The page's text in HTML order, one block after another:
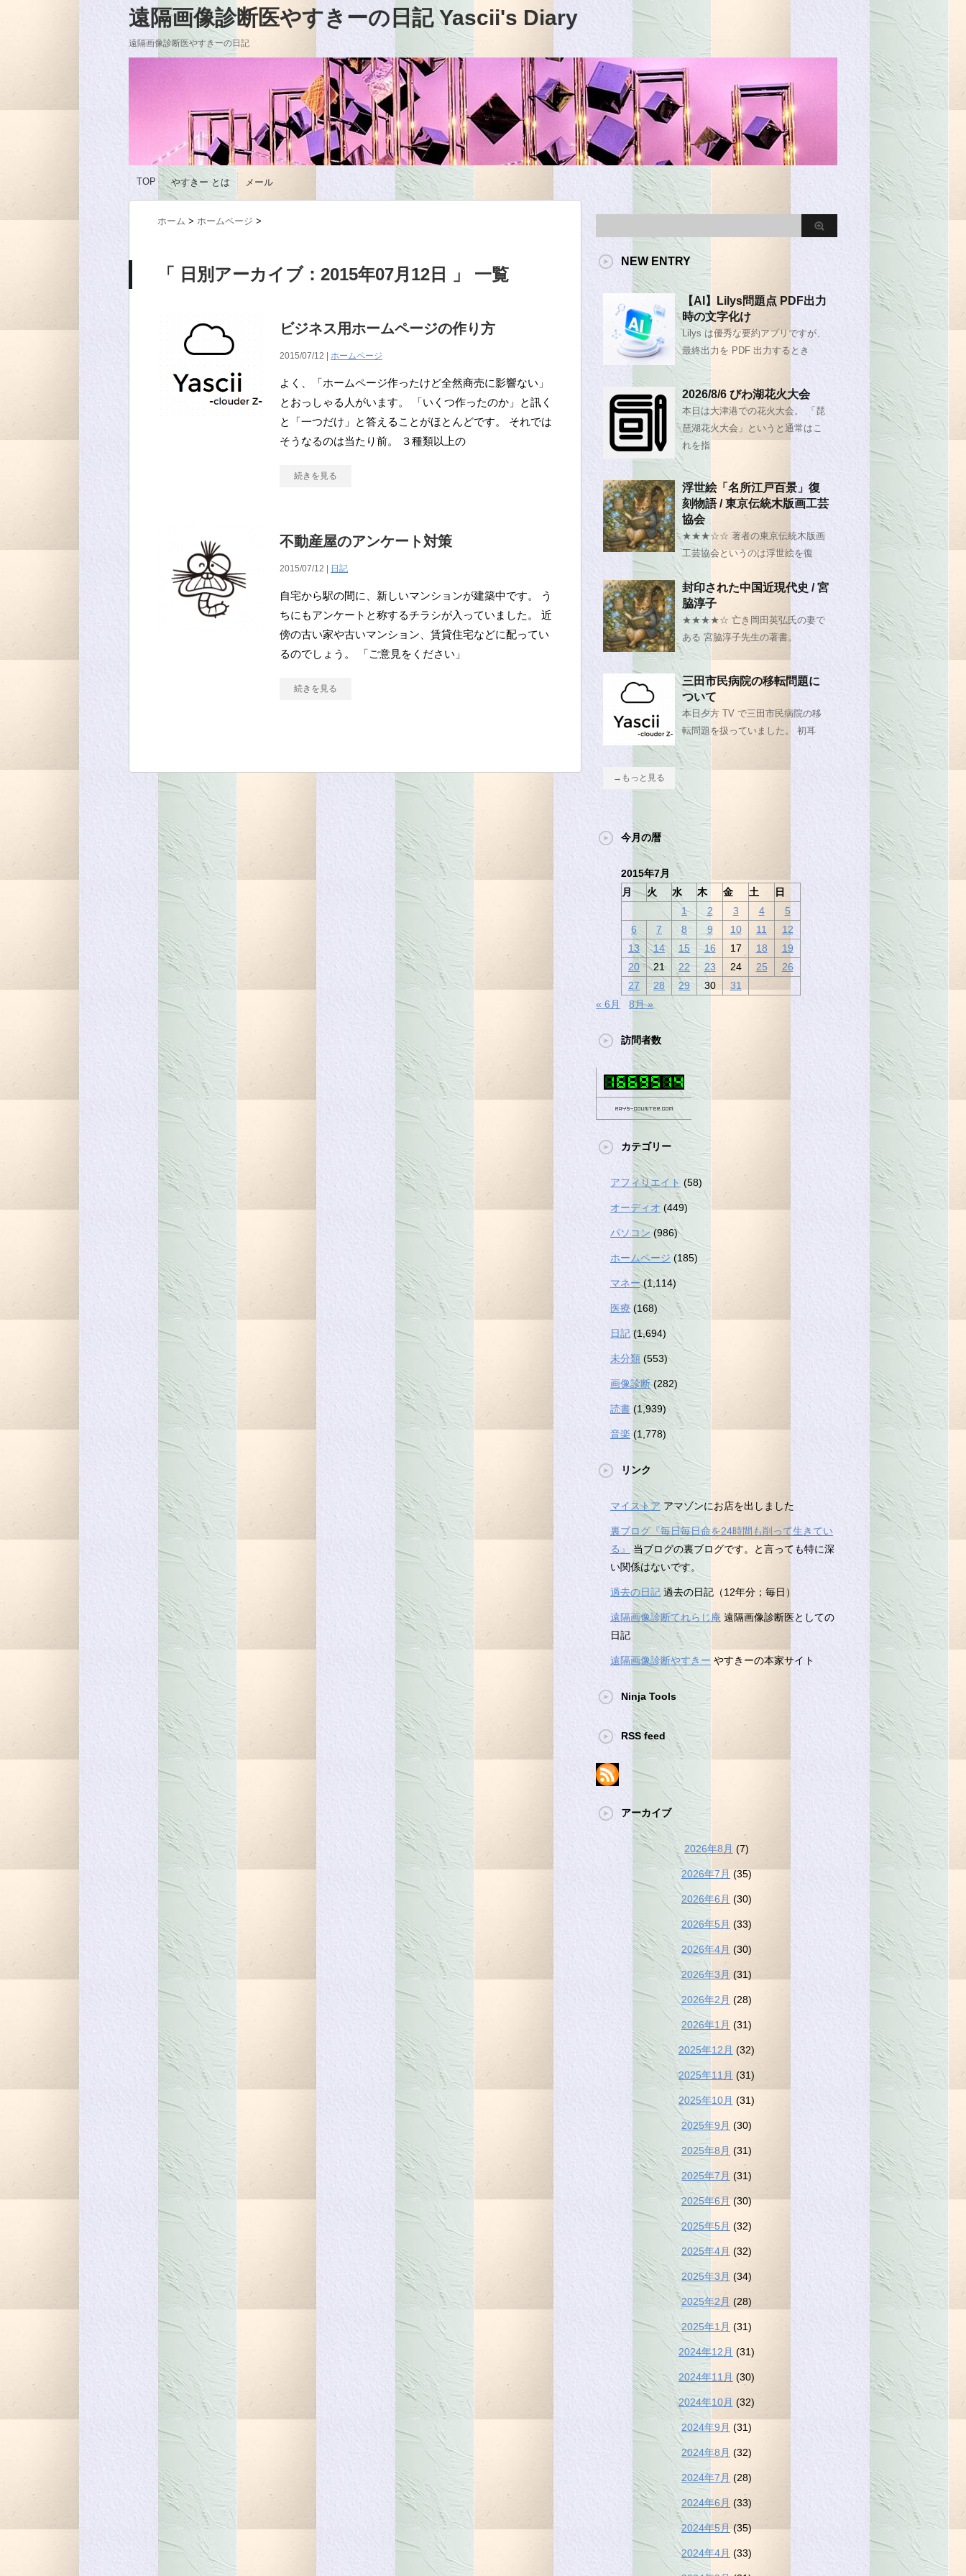
遠隔画像診断医やすきーの日記 Yascii's Diary
遠隔画像診断医やすきーの日記
TOP やすきー とは メール
ホーム > ホームページ >
「 日別アーカイブ：2015年07月12日 」 一覧
ビジネス用ホームページの作り方
2015/07/12 | ホームページ
よく、「ホームページ作ったけど全然商売に影響ない」
とおっしゃる人がいます。 「いくつ作ったのか」と訊く
と「一つだけ」と答えることがほとんどです。 それでは
そうなるのは当たり前。 ３種類以上の
続きを見る
不動産屋のアンケート対策
2015/07/12 | 日記
自宅から駅の間に、新しいマンションが建築中です。 う
ちにもアンケートと称するチラシが入っていました。 近
傍の古い家や古いマンション、賃貸住宅などに配ってい
るのでしょう。 「ご意見をください」
続きを見る
NEW ENTRY
【AI】Lilys問題点 PDF出力
時の文字化け
Lilys は優秀な要約アプリですが、
最終出力を PDF 出力するとき
2026/8/6 びわ湖花火大会
本日は大津港での花火大会。 「琵
琶湖花火大会」というと通常はこ
れを指
浮世絵「名所江戸百景」復
刻物語 / 東京伝統木版画工芸
協会
★★★☆☆ 著者の東京伝統木版画
工芸協会というのは浮世絵を復
封印された中国近現代史 / 宮
脇淳子
★★★★☆ 亡き岡田英弘氏の妻で
ある 宮脇淳子先生の著書。
三田市民病院の移転問題に
ついて
本日夕方 TV で三田市民病院の移
転問題を扱っていました。 初耳
→もっと見る
今月の暦
2015年7月
月
火 水 木 金 土
日
1
2 3 4
5
6
7 8 9 10 11
12
13
14 15 16 17 18
19
20
21 22 23 24 25
26
27
28 29 30
31
« 6月
8月 »
訪問者数
カテゴリー
アフィリエイト (58)
オーディオ (449)
パソコン (986)
ホームページ (185)
マネー(1,114)
医療 (168)
日記(1,694)
未分類 (553)
画像診断(282)
読書 (1,939)
音楽 (1,778)
リンク
マイストア アマゾンにお店を出しました
裏ブログ『毎日毎日命を24時間も削って生きてい
る』
当ブログの裏ブログです。と言っても特に深
い関係はないです。
過去の日記 過去の日記（12年分；毎日）
遠隔画像診断てれらじ庵 遠隔画像診断医としての
日記
遠隔画像診断やすきー やすきーの本家サイト
Ninja Tools
RSS feed
アーカイブ
2026年8月 (7)
2026年7月 (35)
2026年6月 (30)
2026年5月 (33)
2026年4月 (30)
2026年3月 (31)
2026年2月 (28)
2026年1月 (31)
2025年12月 (32)
2025年11月 (31)
2025年10月 (31)
2025年9月 (30)
2025年8月 (31)
2025年7月 (31)
2025年6月 (30)
2025年5月 (32)
2025年4月 (32)
2025年3月 (34)
2025年2月 (28)
2025年1月 (31)
2024年12月 (31)
2024年11月 (30)
2024年10月 (32)
2024年9月 (31)
2024年8月 (32)
2024年7月 (28)
2024年6月 (33)
2024年5月 (35)
2024年4月 (33)